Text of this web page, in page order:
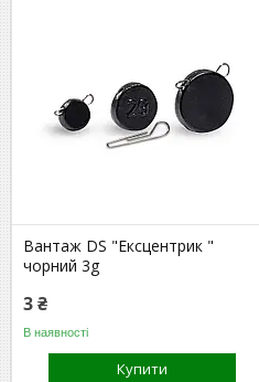
Вантаж DS "Ексцентрик "
чорний 3g
3 ₴
В наявності
Купити